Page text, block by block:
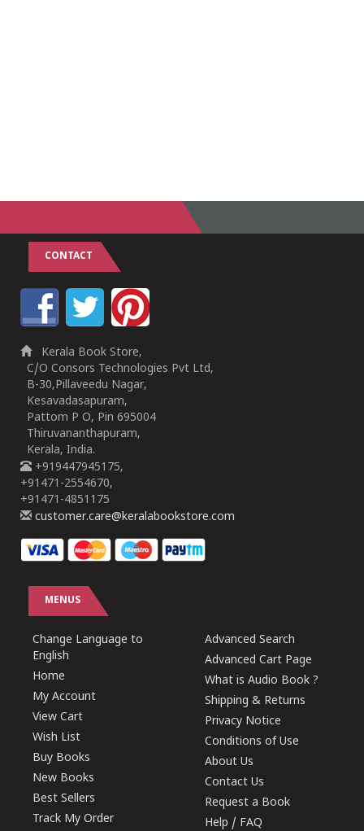
CONTACT
Kerala Book Store,
C/O Consors Technologies Pvt Ltd,
B-30,Pillaveedu Nagar,
Kesavadasapuram,
Pattom P O, Pin 695004
Thiruvananthapuram,
Kerala, India.
+919447945175,
+91471-2554670,
+91471-4851175
customer.care@keralabookstore.com
MENUS
Change Language to
English
Home
My Account
View Cart
Wish List
Buy Books
New Books
Best Sellers
Track My Order
Advanced Search
Advanced Cart Page
What is Audio Book ?
Shipping & Returns
Privacy Notice
Conditions of Use
About Us
Contact Us
Request a Book
Help / FAQ